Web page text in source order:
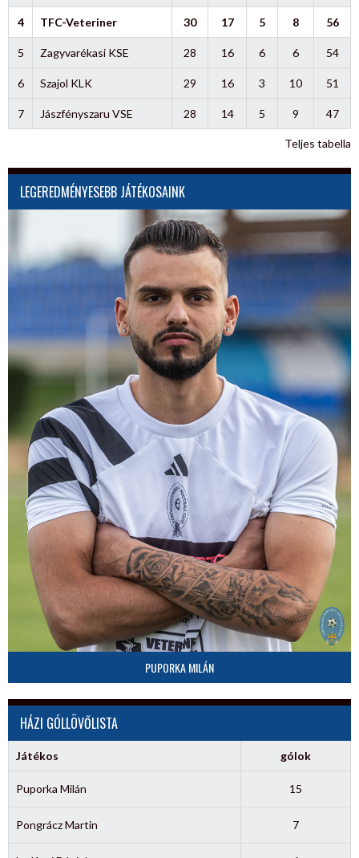
4 TFC-Veteriner 30 17 5 8 56
5 Zagyvarékasi KSE 28 16 6 6 54
6 Szajol KLK 29 16 3 10 51
7 Jászfényszaru VSE 28 14 5 9 47
Teljes tabella
LEGEREDMÉNYESEBB JÁTÉKOSAINK
PUPORKA MILÁN
HÁZI GÓLLÖVŐLISTA
Játékos gólok
Puporka Milán 15
Pongrácz Martin 7